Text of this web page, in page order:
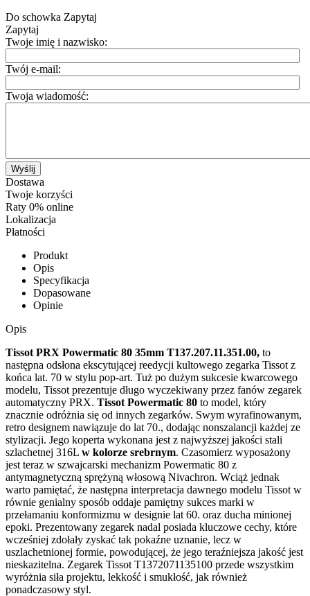
Do schowka Zapytaj
Zapytaj
Twoje imię i nazwisko:
Twój e-mail:
Twoja wiadomość:
Wyślij
Dostawa
Twoje korzyści
Raty 0% online
Lokalizacja
Płatności
Produkt
Opis
Specyfikacja
Dopasowane
Opinie
Opis
Tissot PRX Powermatic 80 35mm T137.207.11.351.00, to
następna odsłona ekscytującej reedycji kultowego zegarka Tissot z
końca lat. 70 w stylu pop-art. Tuż po dużym sukcesie kwarcowego
modelu, Tissot prezentuje długo wyczekiwany przez fanów zegarek
automatyczny PRX. Tissot Powermatic 80 to model, który
znacznie odróżnia się od innych zegarków. Swym wyrafinowanym,
retro designem nawiązuje do lat 70., dodając nonszalancji każdej ze
stylizacji. Jego koperta wykonana jest z najwyższej jakości stali
szlachetnej 316L w kolorze srebrnym. Czasomierz wyposażony
jest teraz w szwajcarski mechanizm Powermatic 80 z
antymagnetyczną sprężyną włosową Nivachron. Wciąż jednak
warto pamiętać, że następna interpretacja dawnego modelu Tissot w
równie genialny sposób oddaje pamiętny sukces marki w
przełamaniu konformizmu w designie lat 60. oraz ducha minionej
epoki. Prezentowany zegarek nadal posiada kluczowe cechy, które
wcześniej zdołały zyskać tak pokaźne uznanie, lecz w
uszlachetnionej formie, powodującej, że jego teraźniejsza jakość jest
nieskazitelna. Zegarek Tissot T1372071135100 przede wszystkim
wyróżnia siła projektu, lekkość i smukłość, jak również
ponadczasowy styl.